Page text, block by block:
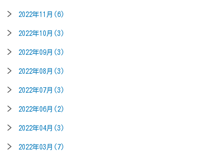
2022年11月(6)
2022年10月(3)
2022年09月(3)
2022年08月(3)
2022年07月(3)
2022年06月(2)
2022年04月(3)
2022年03月(7)